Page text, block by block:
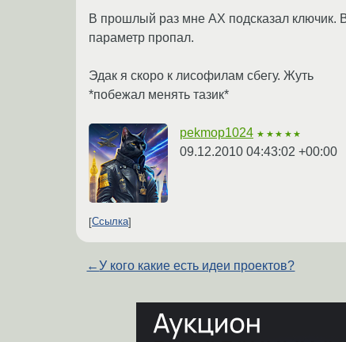
В прошлый раз мне AX подсказал ключик.
параметр пропал.
Эдак я скоро к лисофилам сбегу. Жуть
*побежал менять тазик*
pekmop1024 ★★★★★
09.12.2010 04:43:02 +00:00
Ссылка
←У кого какие есть идеи проектов?